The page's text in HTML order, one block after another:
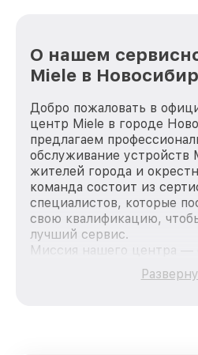
О нашем
Miele в
Добро пожаловать в
центр Miele в городе
предлагаем
обслуживание устройств
жителей города и
команда состоит из
специалистов, которые
свою квалификацию,
лучший сервис.
Миссия нашего центра —
качественный и
каждого пользователя